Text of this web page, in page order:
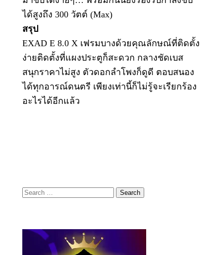
ได้สูงถึง 300 วัตต์ (Max)
สรุป
EXAD E 8.0 X เฟรมบางด้วยคุณลักษณ์ที่ติดตั้ง
ง่ายติดตั้งที่แผงประตูก็สะดวก กลางชัดเบส
สนุกราคาไม่สูง ตัวดอกลำโพงก็ดูดี ตอบสนอง
ได้ทุกอารณ์ดนตรี เพียงเท่านี้ก็ไม่รู้จะเรียกร้อง
อะไรได้อีกแล้ว
Search
for: